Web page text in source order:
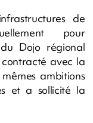
de
pour
Dojo régional
avec la
ambitions
et a sollicité la